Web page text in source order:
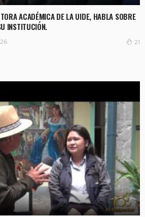
ACADÉMICA DE LA UIDE, HABLA SOBRE
INSTITUCIÓN.
21